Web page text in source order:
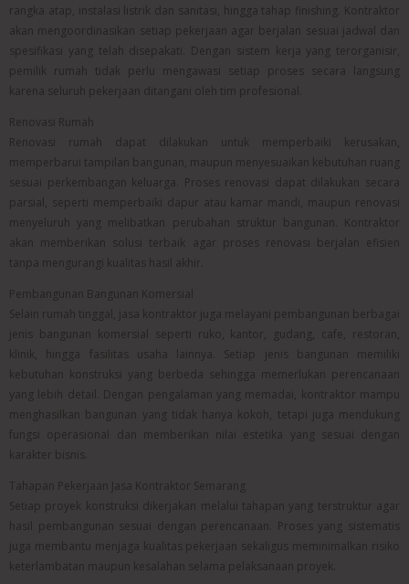
rangka atap, instalasi listrik dan sanitasi, hingga tahap finishing. Kontraktor
akan mengoordinasikan setiap pekerjaan agar berjalan sesuai jadwal dan
spesifikasi yang telah disepakati. Dengan sistem kerja yang terorganisir,
pemilik rumah tidak perlu mengawasi setiap proses secara langsung
karena seluruh pekerjaan ditangani oleh tim profesional.
Renovasi Rumah
Renovasi rumah dapat dilakukan untuk memperbaiki kerusakan,
memperbarui tampilan bangunan, maupun menyesuaikan kebutuhan ruang
sesuai perkembangan keluarga. Proses renovasi dapat dilakukan secara
parsial, seperti memperbaiki dapur atau kamar mandi, maupun renovasi
menyeluruh yang melibatkan perubahan struktur bangunan. Kontraktor
akan memberikan solusi terbaik agar proses renovasi berjalan efisien
tanpa mengurangi kualitas hasil akhir.
Pembangunan Bangunan Komersial
Selain rumah tinggal, jasa kontraktor juga melayani pembangunan berbagai
jenis bangunan komersial seperti ruko, kantor, gudang, cafe, restoran,
klinik, hingga fasilitas usaha lainnya. Setiap jenis bangunan memiliki
kebutuhan konstruksi yang berbeda sehingga memerlukan perencanaan
yang lebih detail. Dengan pengalaman yang memadai, kontraktor mampu
menghasilkan bangunan yang tidak hanya kokoh, tetapi juga mendukung
fungsi operasional dan memberikan nilai estetika yang sesuai dengan
karakter bisnis.
Tahapan Pekerjaan Jasa Kontraktor Semarang
Setiap proyek konstruksi dikerjakan melalui tahapan yang terstruktur agar
hasil pembangunan sesuai dengan perencanaan. Proses yang sistematis
juga membantu menjaga kualitas pekerjaan sekaligus meminimalkan risiko
keterlambatan maupun kesalahan selama pelaksanaan proyek.